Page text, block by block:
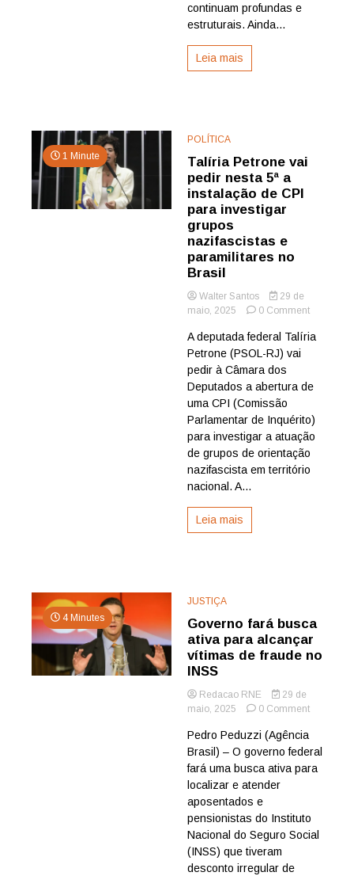
continuam profundas e
estruturais. Ainda...
Leia mais
1 Minute
POLÍTICA
Talíria Petrone vai
pedir nesta 5ª a
instalação de CPI
para investigar
grupos
nazifascistas e
paramilitares no
Brasil
Walter Santos
29 de
maio, 2025
0 Commenton
Petrone
instalação
de
CPI
para
A deputada federal Talíria
Petrone (PSOL-RJ) vai
pedir à Câmara dos
Deputados a abertura de
uma CPI (Comissão
Parlamentar de Inquérito)
para investigar a atuação
de grupos de orientação
nazifascista em território
nacional. A...
Leia mais
4 Minutes
JUSTIÇA
Governo fará busca
ativa para alcançar
vítimas de fraude no
INSS
Redacao RNE
29 de
maio, 2025
0 Commenton
fará
busca
ativa
de
fraude
Pedro Peduzzi (Agência
Brasil) – O governo federal
fará uma busca ativa para
localizar e atender
aposentados e
pensionistas do Instituto
Nacional do Seguro Social
(INSS) que tiveram
desconto irregular de